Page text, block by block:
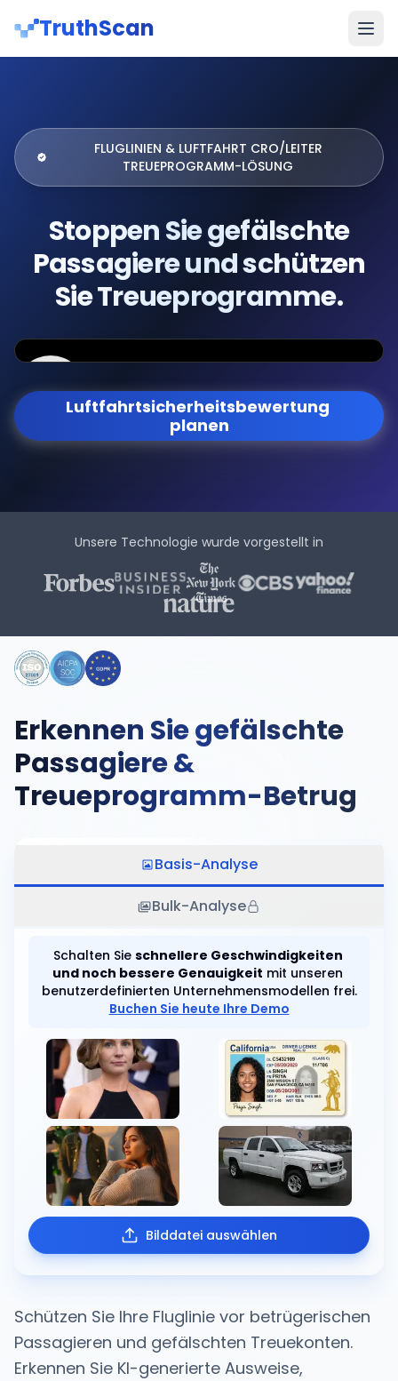
TruthScan
FLUGLINIEN & LUFTFAHRT CRO/LEITER
TREUEPROGRAMM-LÖSUNG
Stoppen Sie gefälschte
Passagiere und schützen
Sie Treueprogramme.
Luftfahrtsicherheitsbewertung
planen
Unsere Technologie wurde vorgestellt in
Erkennen Sie gefälschte
Passagiere &
Treueprogramm-Betrug
Basis-Analyse
Bulk-Analyse
Schalten Sie schnellere Geschwindigkeiten
und noch bessere Genauigkeit mit unseren
benutzerdefinierten Unternehmensmodellen frei.
Buchen Sie heute Ihre Demo
Bilddatei auswählen
Schützen Sie Ihre Fluglinie vor betrügerischen
Passagieren und gefälschten Treuekonten.
Erkennen Sie KI-generierte Ausweise,